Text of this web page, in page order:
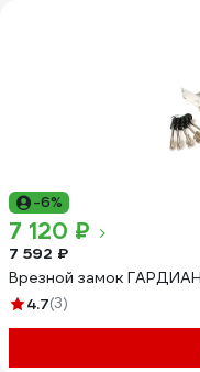
-6%
7 120 ₽
7 592 ₽
Врезной замок
4.7(3)